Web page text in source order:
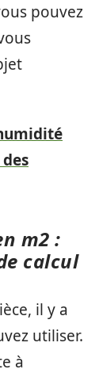
pouvez
m2 :
calcul
il y a
utiliser.
à